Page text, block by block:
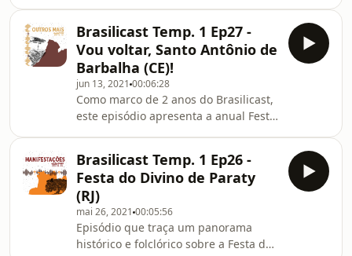
e Edição de som); Dani Ramaianne
(Design Gráfico e
link: https://multibrasilis.wordpress.com/2021/07/
28-as-medalhas-de-ouro-olimpicas-
do-brasil/ FICHA TÉCNICA -
BRASILICAST Daniel Walassy
(Apresentação/ Roteiro/ Edição) Dani
Ramaianne (Design Gráfico/ Voz nas
Vinhetas)
Brasilicast Temp. 1 Ep27 -
Vou voltar, Santo Antônio de
Barbalha (CE)!
jun 13, 2021 00:06:28
Como marco de 2 anos do Brasilicast,
este episódio apresenta a anual Festa
informações neste link:
https://multibrasilis.wordpress.com/2021/06/13/
27-vou-voltar-santo-antonio-de-
barbalha-ce/ FICHA TÉCNICA -
BRASILICAST Daniel Walassy
(Apresentação/ Roteiro/ Edição) Dani
Brasilicast Temp. 1 Ep26 -
Festa do Divino de Paraty
(RJ)
mai 26, 2021 00:05:56
Episódio que traça um panorama
histórico e folclórico sobre a Festa do